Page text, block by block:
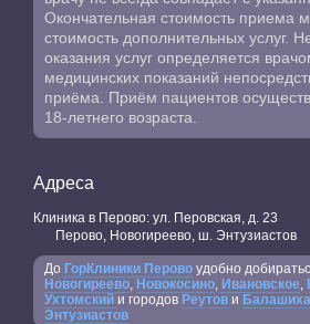
Окончательная стоимость приема
стоимость дополнительных услуг.
оказания услуг определяется
медицинских показаний
приёма. Приём пациентов
18-летнего возраста.
Адреса
Клиника в Перово: ул. Перовская, д. 23
Перово, Новогиреево, ш. Энтузиастов
До ГорКлиники Перово удобно
Новогиреево Новокосино Ивановское
Ухтомский и городов Реутов и
Энтузиастов